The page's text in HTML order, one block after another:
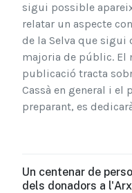
sigui possible
relatar un aspecte
de la Selva que sigui
majoria de públic. El
publicació tracta
Cassà en general i el
preparant, es
Un centenar de
dels donadors a